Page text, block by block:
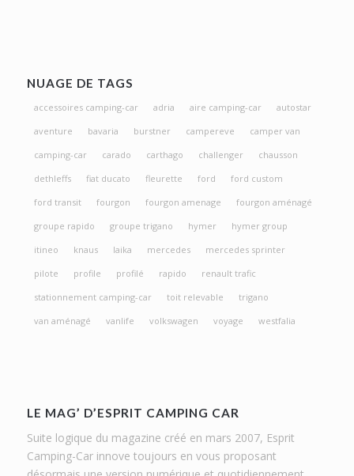
NUAGE DE TAGS
accessoires camping-car adria aire camping-car
autostar
aventure
bavaria burstner campereve
camper van
camping-car
carado carthago challenger
chausson
dethleffs
fiat ducato fleurette ford
ford custom
ford transit
fourgon fourgon amenage
fourgon aménagé
groupe rapido
groupe trigano hymer
hymer group
itineo
knaus laika mercedes
mercedes sprinter
pilote
profile profilé rapido
renault trafic
stationnement camping-car
toit relevable
trigano
van aménagé
vanlife volkswagen voyage westfalia
LE MAG’ D’ESPRIT CAMPING CAR
Suite logique du magazine créé en mars 2007, Esprit
Camping-Car innove toujours en vous proposant